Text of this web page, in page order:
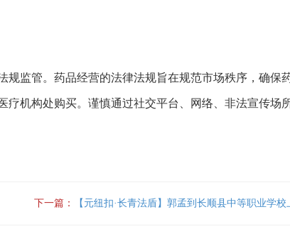
监管。药品经营的法律法规旨在规范市场秩序，确保
机构处购买。谨慎通过社交平台、网络、非法宣传场
下一篇： 【元纽扣·长青法盾】郭孟到长顺县中等职业学